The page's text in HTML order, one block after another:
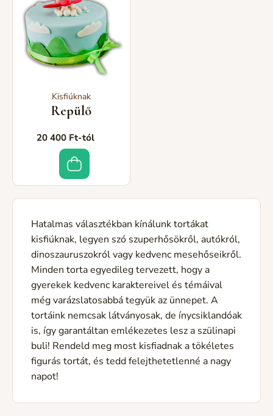
Kisfiúknak
Repülő
20 400 Ft-tól
Hatalmas választékban kínálunk tortákat
kisfiúknak, legyen szó szuperhősökről, autókról,
dinoszauruszokról vagy kedvenc mesehőseikről.
Minden torta egyedileg tervezett, hogy a
gyerekek kedvenc karaktereivel és témáival
még varázslatosabbá tegyük az ünnepet. A
tortáink nemcsak látványosak, de ínycsiklandóak
is, így garantáltan emlékezetes lesz a szülinapi
buli! Rendeld meg most kisfiadnak a tökéletes
figurás tortát, és tedd felejthetetlenné a nagy
napot!